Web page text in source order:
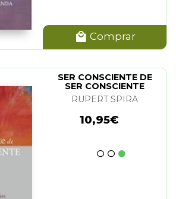
Comprar
SER CONSCIENTE DE
SER CONSCIENTE
RUPERT SPIRA
10,95€